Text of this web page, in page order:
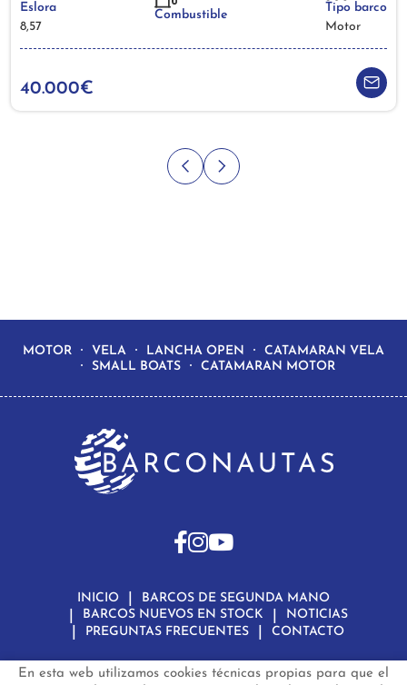
Eslora
8,57
Combustible
Tipo barco
Motor
40.000€
En esta web utilizamos cookies técnicas propias para que el
MOTOR VELA LANCHA OPEN
CATAMARAN VELA
SMALL BOATS
CATAMARAN MOTOR
INICIO
BARCOS DE SEGUNDA MANO
BARCOS NUEVOS EN STOCK
NOTICIAS
PREGUNTAS FRECUENTES
CONTACTO
Aviso Legal
Política de Privacidad de Datos